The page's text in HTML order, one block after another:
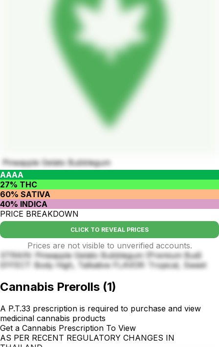
Pineapple Gelato Bubblegum
AAAA
27% THC
60% SATIVA
40% INDICA
PRICE BREAKDOWN
CLICK TO REVEAL PRICES
Prices are not visible to unverified accounts.
STRAIN: Pineapple Gelato Bubblegum (Premium Bud)
EFFECT: Body High, Talkative FLAVOR: Tropical, Sweet
Cannabis Prerolls (1)
A P.T.33 prescription is required to purchase and view
medicinal cannabis products
Get a Cannabis Prescription To View
AS PER RECENT REGULATORY CHANGES IN